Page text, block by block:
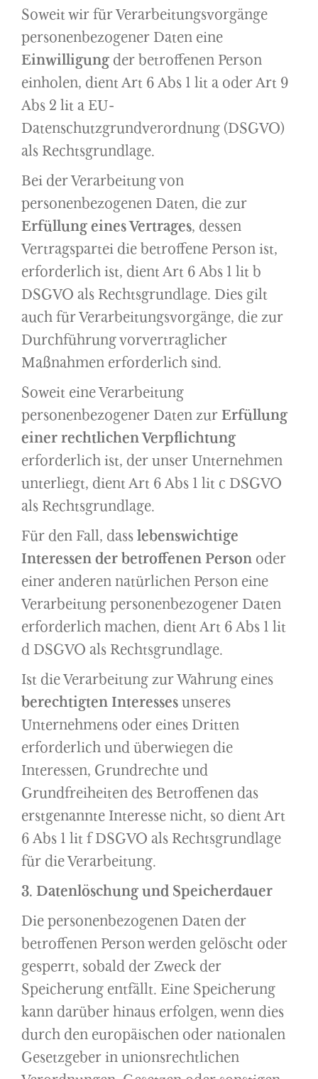
Soweit wir für Verarbeitungsvorgänge
personenbezogener Daten eine
Einwilligungder betroffenen Person
einholen, dient Art 6 Abs 1 lit a oder Art 9
Abs 2 lit a EU-
Datenschutzgrundverordnung (DSGVO)
als Rechtsgrundlage.
Bei der Verarbeitung von
personenbezogenen Daten, die zur
Erfüllung eines Vertrages, dessen
Vertragspartei die betroffene Person ist,
erforderlich ist, dient Art 6 Abs 1 lit b
DSGVO als Rechtsgrundlage. Dies gilt
auch für Verarbeitungsvorgänge, die zur
Durchführung vorvertraglicher
Maßnahmen erforderlich sind.
Soweit eine Verarbeitung
personenbezogener Daten zur Erfüllung
einer rechtlichen Verpflichtung
erforderlich ist, der unser Unternehmen
unterliegt, dient Art 6 Abs 1 lit c DSGVO
als Rechtsgrundlage.
Für den Fall, dass lebenswichtige
Interessen der betroffenen Person oder
einer anderen natürlichen Person eine
Verarbeitung personenbezogener Daten
erforderlich machen, dient Art 6 Abs 1 lit
d DSGVO als Rechtsgrundlage.
Ist die Verarbeitung zur Wahrung eines
berechtigten Interesses unseres
Unternehmens oder eines Dritten
erforderlich und überwiegen die
Interessen, Grundrechte und
Grundfreiheiten des Betroffenen das
erstgenannte Interesse nicht, so dient Art
6 Abs 1 lit f DSGVO als Rechtsgrundlage
für die Verarbeitung.
3. Datenlöschung und Speicherdauer
Die personenbezogenen Daten der
betroffenen Person werden gelöscht oder
gesperrt, sobald der Zweck der
Speicherung entfällt. Eine Speicherung
kann darüber hinaus erfolgen, wenn dies
durch den europäischen oder nationalen
Gesetzgeber in unionsrechtlichen